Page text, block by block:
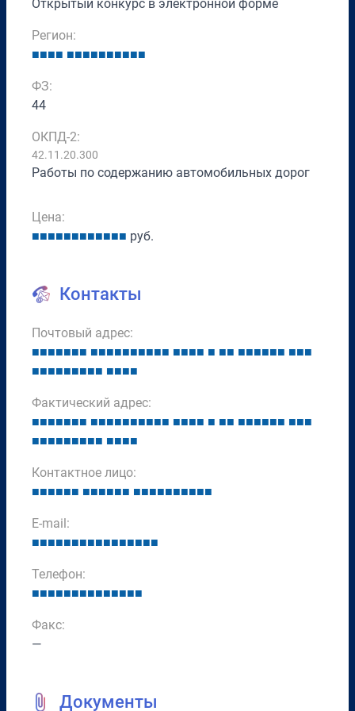
Открытый конкурс в электронной форме
Регион:
■■■■ ■■■■■■■■■■
ФЗ:
44
ОКПД-2:
42.11.20.300
Работы по содержанию автомобильных дорог
Цена:
■■■■■■■■■■■■ руб.
Контакты
Почтовый адрес:
■■■■■■■ ■■■■■■■■■■ ■■■■ ■ ■■ ■■■■■■ ■■■
■■■■■■■■■ ■■■■
Фактический адрес:
■■■■■■■ ■■■■■■■■■■ ■■■■ ■ ■■ ■■■■■■ ■■■
■■■■■■■■■ ■■■■
Контактное лицо:
■■■■■■ ■■■■■■ ■■■■■■■■■■
E-mail:
■■■■■■■■■■■■■■■■
Телефон:
■■■■■■■■■■■■■■
Факс:
—
Документы